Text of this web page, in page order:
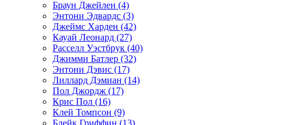
Браун Джейлен (4)
Энтони Эдвардс (3)
Джеймс Харден (42)
Кауай Леонард (27)
Расселл Уэстбрук (40)
Джимми Батлер (32)
Энтони Дэвис (17)
Лиллард Дэмиан (14)
Пол Джордж (17)
Крис Пол (16)
Клей Томпсон (9)
Блейк Гриффин (13)